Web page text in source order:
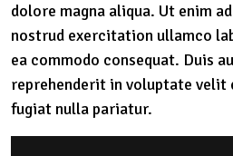
dolore magna aliqua. Ut enim
nostrud exercitation ullamco
ea commodo consequat. Duis
reprehenderit in voluptate velit
fugiat nulla pariatur.